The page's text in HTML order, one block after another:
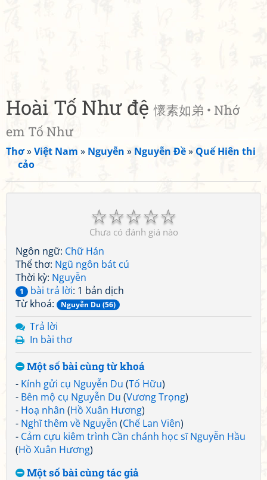
Hoài Tố Như đệ懷素如弟 • Nhớ
em Tố Như
Thơ»Việt Nam » Nguyễn » Nguyễn Đề» Quế Hiên thi
cảo
☆
☆
☆
☆
☆
Chưa có đánh giá nào
Ngôn ngữ: Chữ Hán
Thể thơ: Ngũ ngôn bát cú
Thời kỳ: Nguyễn
1 bài trả lời: 1 bản dịch
Từ khoá:
Nguyễn Du (56)
Trả lời
In bài thơ
Một số bài cùng từ khoá
- Kính gửi cụ Nguyễn Du (Tố Hữu)
- Bên mộ cụ Nguyễn Du (Vương Trọng)
- Hoạ nhân (Hồ Xuân Hương)
- Nghĩ thêm về Nguyễn (Chế Lan Viên)
- Cảm cựu kiêm trình Cần chánh học sĩ Nguyễn Hầu
(Hồ Xuân Hương)
Một số bài cùng tác giả